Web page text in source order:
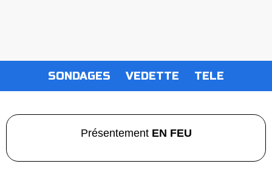
SONDAGES VEDETTE TELE
Présentement EN FEU